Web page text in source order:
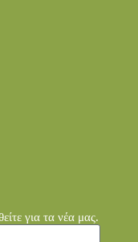
για τα νέα μας.